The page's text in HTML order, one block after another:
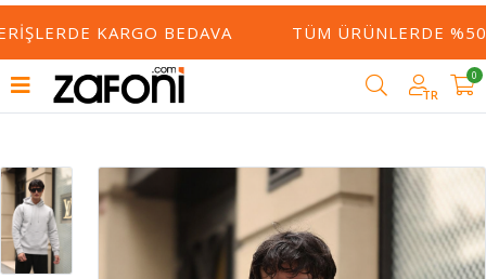
KARGO BEDAVA TÜM ÜRÜNLERDE %50
TR
0